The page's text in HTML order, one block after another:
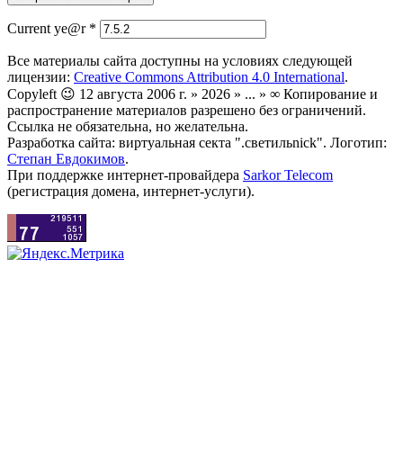
Current ye@r *
Все материалы сайта доступны на условиях следующей
лицензии: Creative Commons Attribution 4.0 International.
Copyleft 😉 12 августа 2006 г. » 2026 » ... » ∞ Копирование и
распространение материалов разрешено без ограничений.
Ссылка не обязательна, но желательна.
Разработка сайта: виртуальная секта ".светильnick". Логотип:
Степан Евдокимов.
При поддержке интернет-провайдера Sarkor Telecom
(регистрация домена, интернет-услуги).